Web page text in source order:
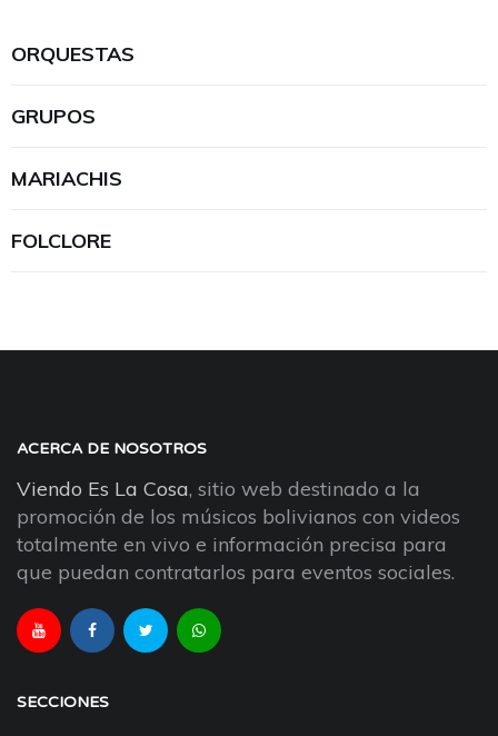
ORQUESTAS
GRUPOS
MARIACHIS
FOLCLORE
ACERCA DE NOSOTROS
Viendo Es La Cosa, sitio web destinado a la
promoción de los músicos bolivianos con videos
totalmente en vivo e información precisa para
que puedan contratarlos para eventos sociales.
SECCIONES